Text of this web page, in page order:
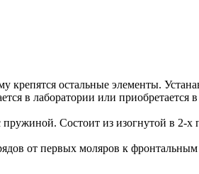
крепятся остальные элементы.
в лаборатории или
Состоит из изогнутой в 2-х
от первых моляров к